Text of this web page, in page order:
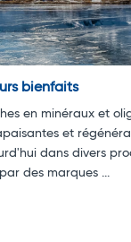
bienfaits
en minéraux et
et
dans divers
des marques ...